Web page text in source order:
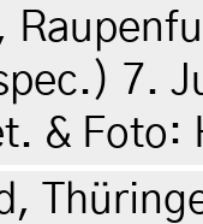
7.
& Foto: